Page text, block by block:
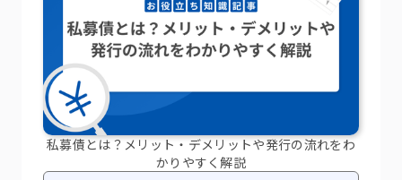
私募債とは？メリット・デメリットや発行の流れをわ
かりやすく解説